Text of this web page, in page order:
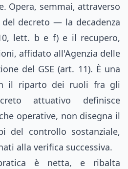
Opera, semmai, attraverso
decreto — la decadenza
lett. b e f) e il recupero,
affidato all'Agenzia delle
del GSE (art. 11). È una
il riparto dei ruoli fra gli
attuativo definisce
operative, non disegna il
del controllo sostanziale,
alla verifica successiva.
è netta, e ribalta